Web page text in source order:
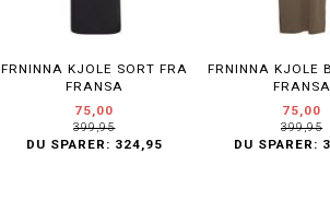
FRNINNA KJOLE SORT FRA
FRANSA
75,00
399,95
DU SPARER: 324,95
FRNINNA KJOLE
FRANSA
75,00
399,95
DU SPARER: